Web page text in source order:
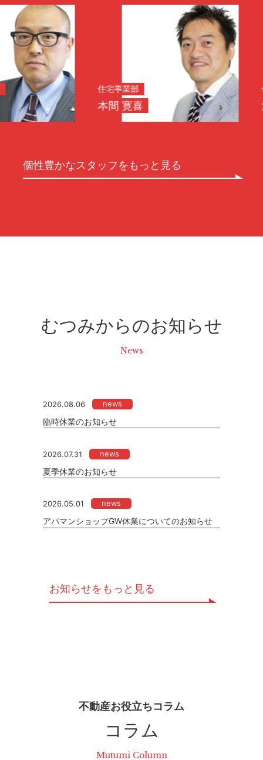
住宅事業部
本間 寛喜
住宅事業
浅野 正
個性豊かなスタッフをもっと見る
むつみからのお知らせ
News
2026.08.06
news
臨時休業のお知らせ
2026.07.31
news
夏季休業のお知らせ
2026.05.01
news
アパマンショップGW休業についてのお知らせ
お知らせをもっと見る
不動産お役立ちコラム
コラム
Mutumi Column